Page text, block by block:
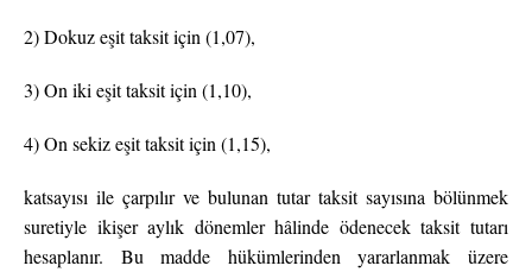
2) Dokuz eşit taksit için (1,07),
3) On iki eşit taksit için (1,10),
4) On sekiz eşit taksit için (1,15),
katsayısı ile çarpılır ve bulunan tutar taksit sayısına bölünmek
suretiyle ikişer aylık dönemler hâlinde ödenecek taksit tutarı
hesaplanır. Bu madde hükümlerinden yararlanmak üzere